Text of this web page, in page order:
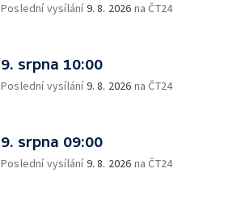
Poslední vysílání9. 8. 2026 na ČT24
9. srpna 10:00
Poslední vysílání9. 8. 2026 na ČT24
9. srpna 09:00
Poslední vysílání9. 8. 2026 na ČT24